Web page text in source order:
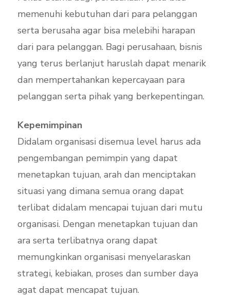
memenuhi kebutuhan dari para pelanggan
serta berusaha agar bisa melebihi harapan
dari para pelanggan. Bagi perusahaan, bisnis
yang terus berlanjut haruslah dapat menarik
dan mempertahankan kepercayaan para
pelanggan serta pihak yang berkepentingan.
Kepemimpinan
Didalam organisasi disemua level harus ada
pengembangan pemimpin yang dapat
menetapkan tujuan, arah dan menciptakan
situasi yang dimana semua orang dapat
terlibat didalam mencapai tujuan dari mutu
organisasi. Dengan menetapkan tujuan dan
ara serta terlibatnya orang dapat
memungkinkan organisasi menyelaraskan
strategi, kebiakan, proses dan sumber daya
agat dapat mencapat tujuan.